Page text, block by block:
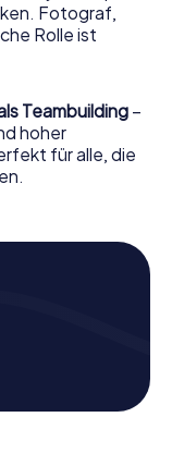
Fotograf,
Rolle ist
Teambuilding –
hoher
für alle, die